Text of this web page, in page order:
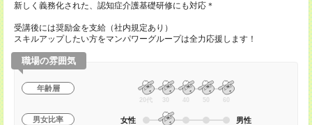
新しく義務化された、認知症介護基礎研修にも対応＊
受講後には奨励金を支給（社内規定あり）
スキルアップしたい方をマンパワーグループは全力応援します！
職場の雰囲気
年齢層
20代 30 40 50 60
男女比率 女性 男性